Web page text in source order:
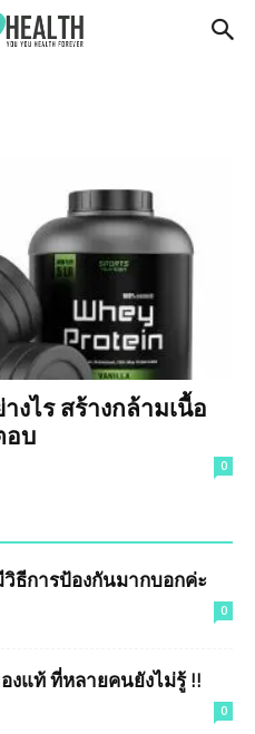
งไร สร้างกล้ามเนื้อ
อบ
0
วิธีการป้องกันมากบอกค่ะ
0
งแท้ ที่หลายคนยังไม่รู้ !!
0